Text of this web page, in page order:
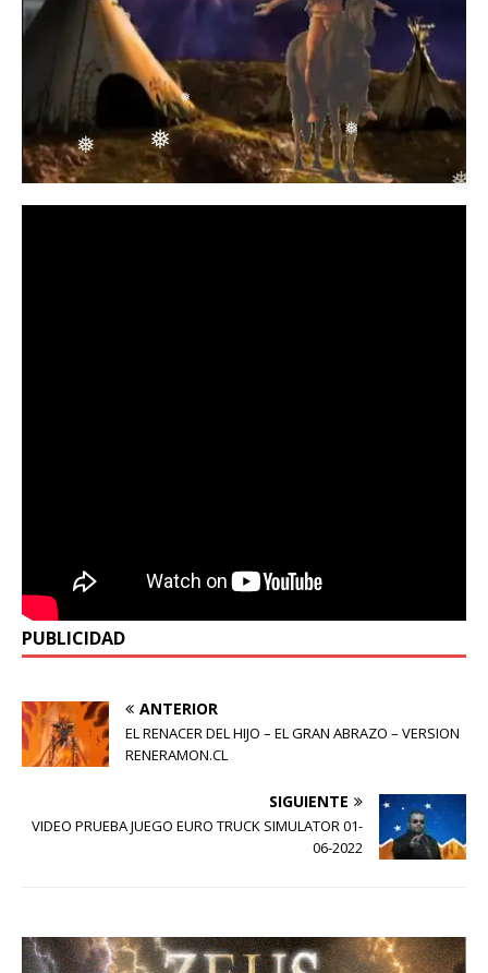
❅
❅
❅ ❅
❅
❅
PUBLICIDAD
ANTERIOR
EL RENACER DEL HIJO – EL GRAN ABRAZO – VERSION
RENERAMON.CL
SIGUIENTE
VIDEO PRUEBA JUEGO EURO TRUCK SIMULATOR 01-
06-2022